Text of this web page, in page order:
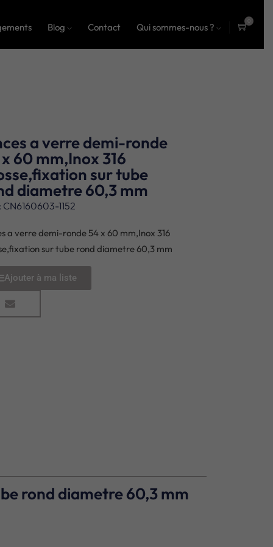
Blog Contact Qui sommes-nous ?
0
a verre demi-ronde
60 mm,Inox 316
sur tube
diametre 60,3 mm
CN6160603-1152
a verre demi-ronde 54 x 60 mm,Inox 316
sur tube rond diametre 60,3 mm
Ajouter à ma liste
rond diametre 60,3 mm